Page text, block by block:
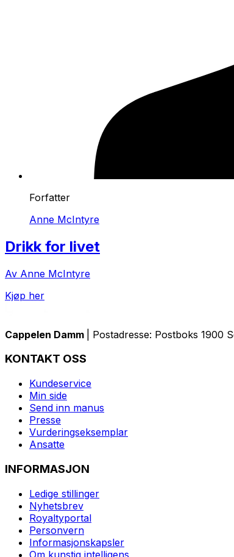
Forfatter
Anne McIntyre
Drikk for livet
Av Anne McIntyre
Kjøp her
Cappelen Damm | Postadresse: Postboks 1900
KONTAKT OSS
Kundeservice
Min side
Send inn manus
Presse
Vurderingseksemplar
Ansatte
INFORMASJON
Ledige stillinger
Nyhetsbrev
Royaltyportal
Personvern
Informasjonskapsler
Om kunstig intelligens